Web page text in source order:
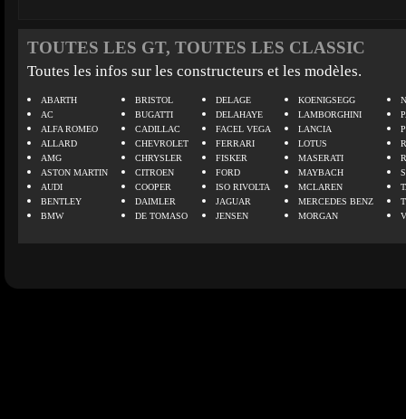
TOUTES LES GT, TOUTES LES CLASSIC
Toutes les infos sur les constructeurs et les modèles.
ABARTH
AC
ALFA ROMEO
ALLARD
AMG
ASTON MARTIN
AUDI
BENTLEY
BMW
BRISTOL
BUGATTI
CADILLAC
CHEVROLET
CHRYSLER
CITROEN
COOPER
DAIMLER
DE TOMASO
DELAGE
DELAHAYE
FACEL VEGA
FERRARI
FISKER
FORD
ISO RIVOLTA
JAGUAR
JENSEN
KOENIGSEGG
LAMBORGHINI
LANCIA
LOTUS
MASERATI
MAYBACH
MCLAREN
MERCEDES BENZ
MORGAN